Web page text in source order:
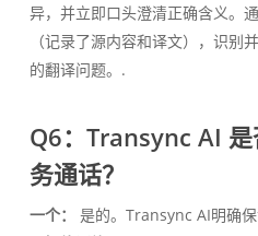
异，并立即口头澄清正确含义。
（记录了源内容和译文），识别
的翻译问题。.
Q6：Transync AI
务通话？
一个： 是的。Transync AI明确保